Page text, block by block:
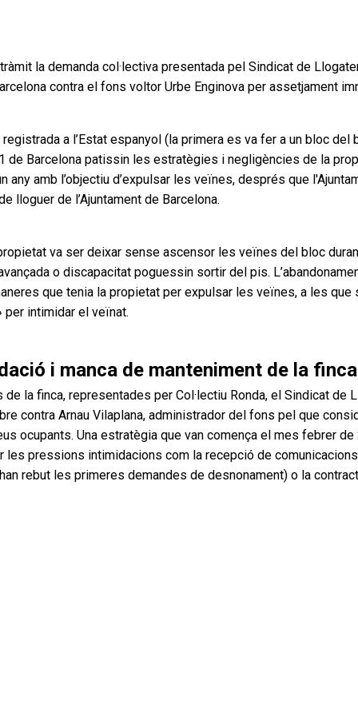
la demanda col·lectiva presentada pel Sindicat de
contra el fons voltor Urbe Enginova per assetjament
a l’Estat espanyol (la primera es va fer a un bloc
de Barcelona patissin les estratègies i negligències de la
any amb l’objectiu d’expulsar les veïnes, després que
lloguer de l’Ajuntament de Barcelona.
va ser deixar sense ascensor les veïnes del bloc
o discapacitat poguessin sortir del pis.
que tenia la propietat per expulsar les veïnes, a les
per intimidar el veïnat.
i manca de manteniment de la finca
la finca, representades per Col·lectiu Ronda, el Sindicat
contra Arnau Vilaplana, administrador del fons pel que
ocupants. Una estratègia que van comença el mes febrer
les pressions intimidacions com la recepció de
rebut les primeres demandes de desnonament) o la